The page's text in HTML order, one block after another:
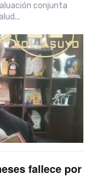
conjunta
fallece por